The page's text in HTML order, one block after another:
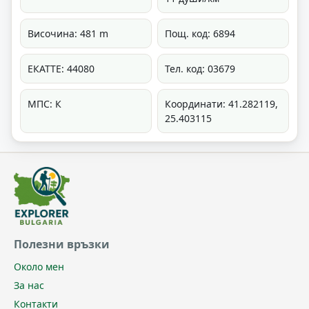
Височина: 481 m Пощ. код: 6894
ЕКАТТЕ: 44080 Тел. код: 03679
МПС: К
Координати: 41.282119,
25.403115
Полезни връзки
Около мен
За нас
Контакти